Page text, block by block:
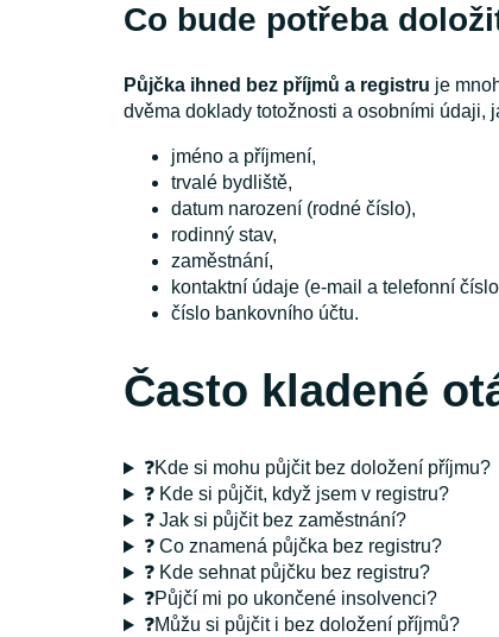
Co bude potřeba
Půjčka ihned bez příjmů a registru je
dvěma doklady totožnosti a osobními údaji,
jméno a příjmení,
trvalé bydliště,
datum narození (rodné číslo),
rodinný stav,
zaměstnání,
kontaktní údaje (e-mail a telefonní
číslo bankovního účtu.
Často kladené
❓Kde si mohu půjčit bez doložení příjmu?
❓ Kde si půjčit, když jsem v registru?
❓ Jak si půjčit bez zaměstnání?
❓ Co znamená půjčka bez registru?
❓ Kde sehnat půjčku bez registru?
❓Půjčí mi po ukončené insolvenci?
❓Můžu si půjčit i bez doložení příjmů?